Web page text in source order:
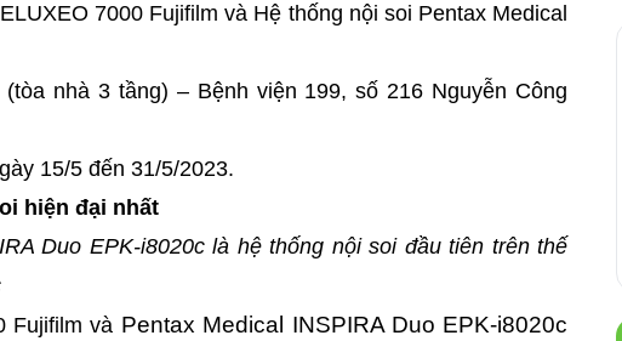
7000 Fujifilm và Hệ thống nội soi Pentax Medical
nhà 3 tầng) – Bệnh viện 199, số 216 Nguyễn Công
15/5 đến 31/5/2023.
hiện đại nhất
Duo EPK-i8020c là hệ thống nội soi đầu tiên trên thế
Fujifilm và Pentax Medical INSPIRA Duo EPK-i8020c